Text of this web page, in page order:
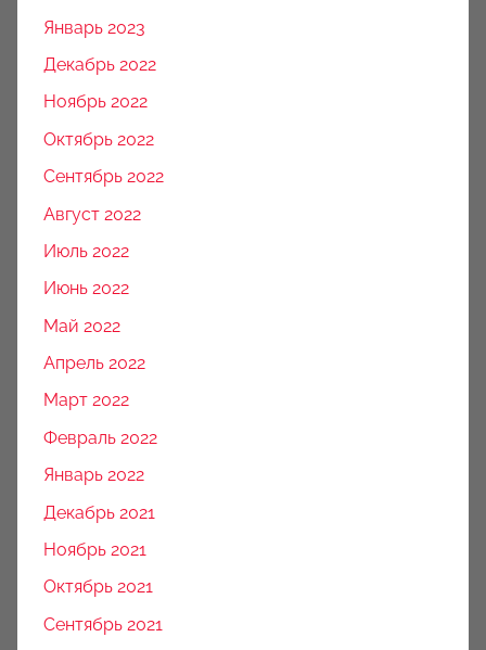
Январь 2023
Декабрь 2022
Ноябрь 2022
Октябрь 2022
Сентябрь 2022
Август 2022
Июль 2022
Июнь 2022
Май 2022
Апрель 2022
Март 2022
Февраль 2022
Январь 2022
Декабрь 2021
Ноябрь 2021
Октябрь 2021
Сентябрь 2021